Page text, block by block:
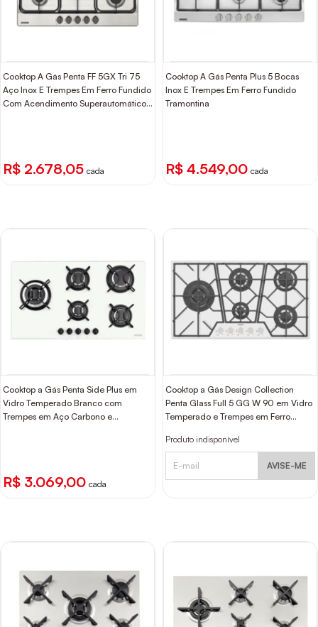
Cooktop A Gás Penta FF 5GX Tri 75
Aço Inox E Trempes Em Ferro Fundido
Com Acendimento Superautomático
R$ 2.678,05 cada
Cooktop A Gás Penta Plus 5 Bocas
Inox E Trempes Em Ferro Fundido
Tramontina
R$ 4.549,00 cada
Cooktop a Gás Penta Side Plus em
Vidro Temperado Branco com
Trempes em Aço Carbono e
R$ 3.069,00 cada
Cooktop a Gás Design Collection
Penta Glass Full 5 GG W 90 em Vidro
Temperado e Trempes em Ferro
Produto indisponível
AVISE-ME